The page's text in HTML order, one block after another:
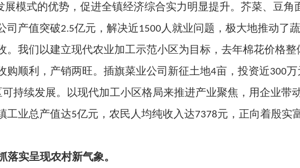
展模式的优势，促进全镇经济综合实力明显提升。芥菜、豆角
司产值突破2.5亿元，解决近1500人就业问题，极大地推动了
。我们以建立现代农业加工示范小区为目标，去年棉花价格
购顺利，产销两旺。插旗菜业公司新征土地4亩，投资近300
持续发展。以现代加工小区格局来推进产业聚焦，用企业带
工业总产值达5亿元，农民人均纯收入达7378元，正向着殷实
落实呈现农村新气象。